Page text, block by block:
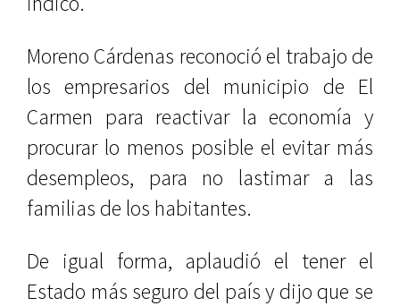
Moreno Cárdenas reconoció el trabajo de
los empresarios del municipio de El
Carmen para reactivar la economía y
procurar lo menos posible el evitar más
desempleos, para no lastimar a las
familias de los habitantes.
De igual forma, aplaudió el tener el
Estado más seguro del país y dijo que se